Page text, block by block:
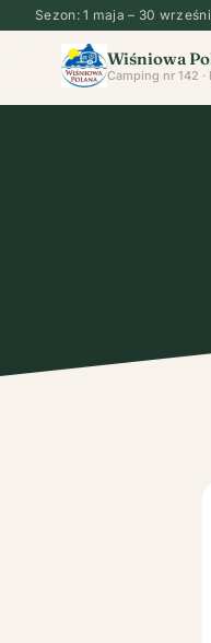
Sezon: 1 maja – 30
Wiśniowa
Camping nr 142 ·